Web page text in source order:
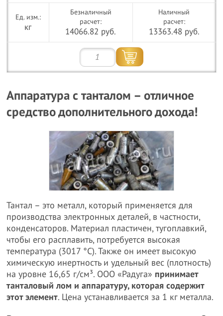
кг
Безналичный
расчет:
14066.82 руб.
Наличный
расчет:
13363.48 руб.
Аппаратура с танталом – отличное
средство дополнительного дохода!
Тантал – это металл, который применяется для
производства электронных деталей, в частности,
конденсаторов. Материал пластичен, тугоплавкий,
чтобы его расплавить, потребуется высокая
температура (3017 °C). Также он имеет высокую
химическую инертность и удельный вес (плотность)
на уровне 16,65 г/см³. ООО «Радуга» принимает
танталовый лом и аппаратуру, которая содержит
этот элемент. Цена устанавливается за 1 кг металла.